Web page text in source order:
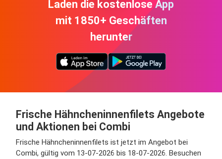
Laden die kostenlose App
mit 1850+ Geschäften
herunter
Frische Hähncheninnenfilets Angebote
und Aktionen bei Combi
Frische Hähncheninnenfilets ist jetzt im Angebot bei
Combi, gültig vom 13-07-2026 bis 18-07-2026. Besuchen